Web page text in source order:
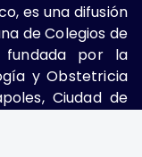
es una difusión
de Colegios de
fundada por la
y Obstetricia
Ciudad de